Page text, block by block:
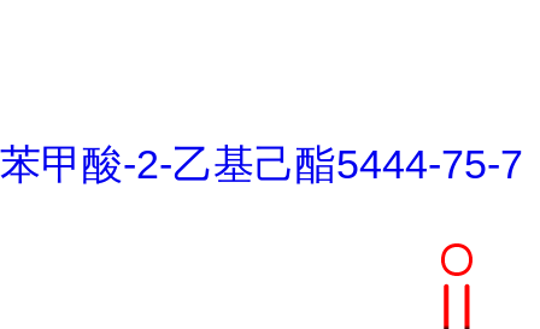
苯甲酸-2-乙基己酯5444-75-7